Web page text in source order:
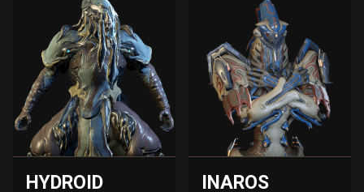
HYDROID INAROS